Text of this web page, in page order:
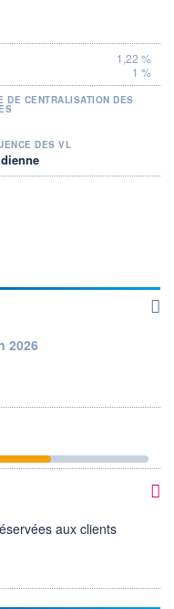
1,22 %
1 %
DE CENTRALISATION DES
DES VL
2026
aux clients